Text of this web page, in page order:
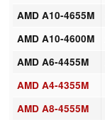
AMD A10-4655M
AMD A10-4600M
AMD A6-4455M
AMD A4-4355M
AMD A8-4555M